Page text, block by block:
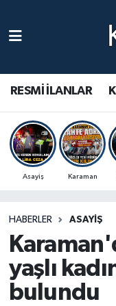
RESMİ İLANLAR
Asayiş Karaman
HABERLER ASAYIŞ
yaşlı
bulundu
Gündem
Güncel
Spor
Ulusal
Vefat Edenler